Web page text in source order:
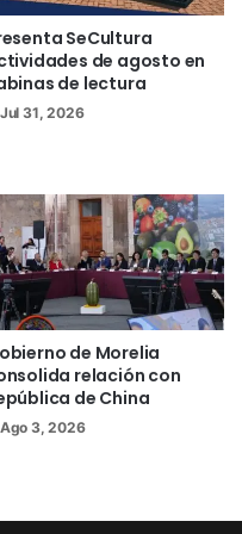
las brigadas
Públicos, la
de Protección
Policía
recorridos
se
de árboles
vehicular,
seguimiento a
respuesta
los incidentes
preventivas,
SeCultura
de agosto en
de lectura
Jul 31, 2026
de Morelia
relación con
de China
Ago 3, 2026